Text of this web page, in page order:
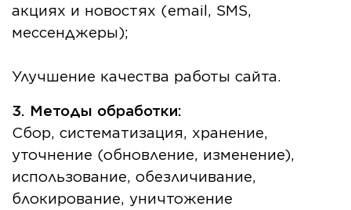
акциях и новостях (email, SMS,
мессенджеры);
Улучшение качества работы сайта.
3. Методы обработки:
Сбор, систематизация, хранение,
уточнение (обновление, изменение),
использование, обезличивание,
блокирование, уничтожение